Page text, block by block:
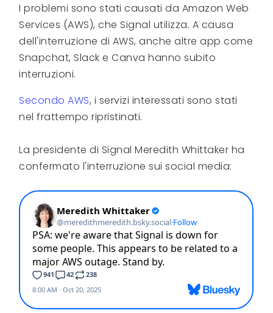
I problemi sono stati causati da Amazon Web
Services (AWS), che Signal utilizza. A causa
dell'interruzione di AWS, anche altre app come
Snapchat, Slack e Canva hanno subito
interruzioni.
Secondo AWS, i servizi interessati sono stati
nel frattempo ripristinati.
La presidente di Signal Meredith Whittaker ha
confermato l'interruzione sui social media: